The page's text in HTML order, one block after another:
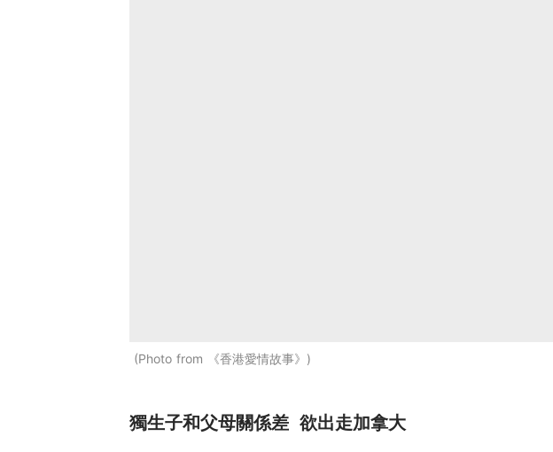
Photo from 《香港愛情故事》
獨生子和父母關係差 欲出走加拿大